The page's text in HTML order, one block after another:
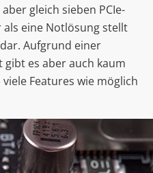
gleich sieben PCIe-
als eine Notlösung stellt
Aufgrund einer
es aber auch kaum
Features wie möglich